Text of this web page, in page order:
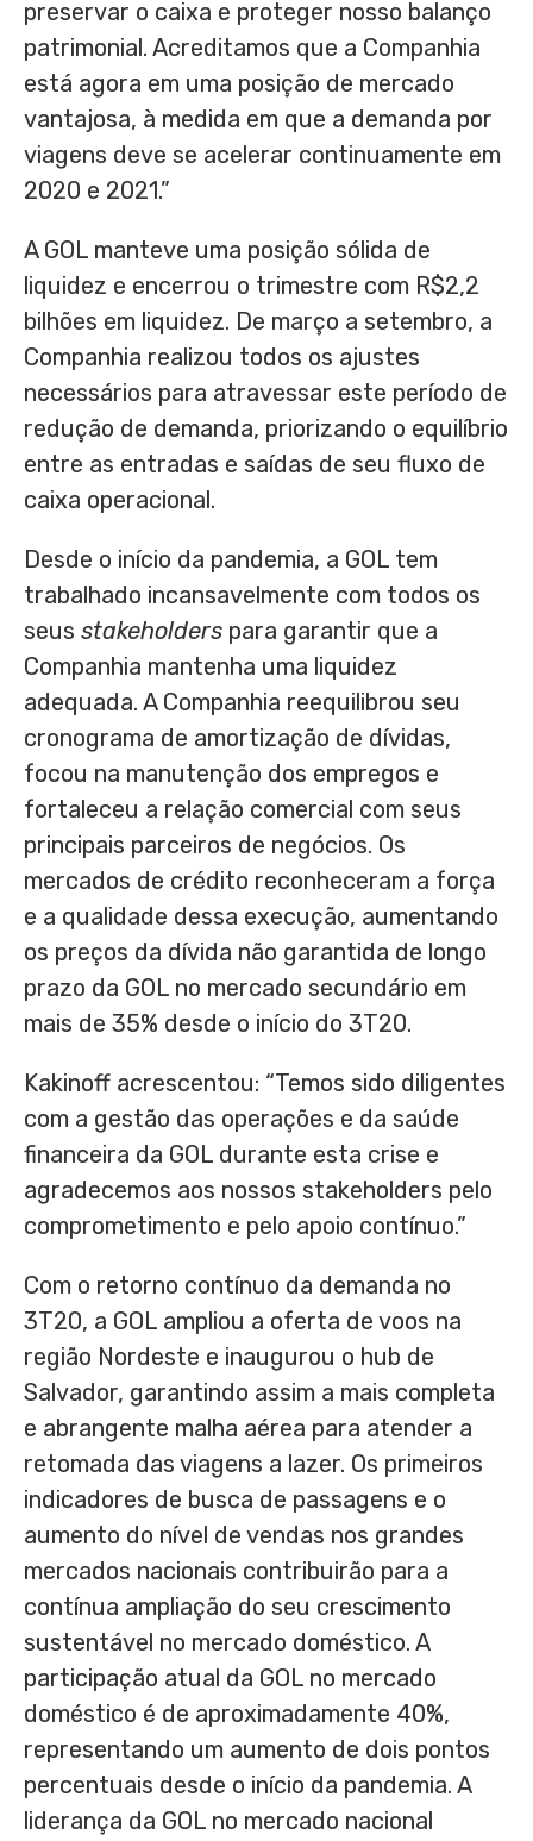
preservar o caixa e proteger nosso balanço
patrimonial. Acreditamos que a Companhia
está agora em uma posição de mercado
vantajosa, à medida em que a demanda por
viagens deve se acelerar continuamente em
2020 e 2021.”
A GOL manteve uma posição sólida de
liquidez e encerrou o trimestre com R$2,2
bilhões em liquidez. De março a setembro, a
Companhia realizou todos os ajustes
necessários para atravessar este período de
redução de demanda, priorizando o equilíbrio
entre as entradas e saídas de seu fluxo de
caixa operacional.
Desde o início da pandemia, a GOL tem
trabalhado incansavelmente com todos os
seus stakeholders para garantir que a
Companhia mantenha uma liquidez
adequada. A Companhia reequilibrou seu
cronograma de amortização de dívidas,
focou na manutenção dos empregos e
fortaleceu a relação comercial com seus
principais parceiros de negócios. Os
mercados de crédito reconheceram a força
e a qualidade dessa execução, aumentando
os preços da dívida não garantida de longo
prazo da GOL no mercado secundário em
mais de 35% desde o início do 3T20.
Kakinoff acrescentou: “Temos sido diligentes
com a gestão das operações e da saúde
financeira da GOL durante esta crise e
agradecemos aos nossos stakeholders pelo
comprometimento e pelo apoio contínuo.”
Com o retorno contínuo da demanda no
3T20, a GOL ampliou a oferta de voos na
região Nordeste e inaugurou o hub de
Salvador, garantindo assim a mais completa
e abrangente malha aérea para atender a
retomada das viagens a lazer. Os primeiros
indicadores de busca de passagens e o
aumento do nível de vendas nos grandes
mercados nacionais contribuirão para a
contínua ampliação do seu crescimento
sustentável no mercado doméstico. A
participação atual da GOL no mercado
doméstico é de aproximadamente 40%,
representando um aumento de dois pontos
percentuais desde o início da pandemia. A
liderança da GOL no mercado nacional